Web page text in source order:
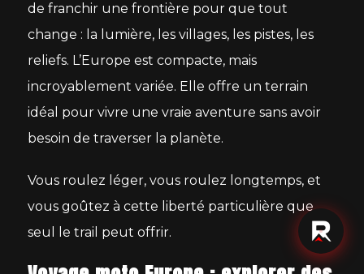
de franchir une frontière pour que tout
change : la lumière, les villages, les pistes, les
reliefs. L’Europe est compacte, mais
incroyablement variée. Elle offre un terrain
idéal pour vivre une vraie aventure sans avoir
besoin de traverser la planète.
Vous roulez léger, vous roulez longtemps, et
vous goûtez à cette liberté particulière que
seul le trail peut offrir.